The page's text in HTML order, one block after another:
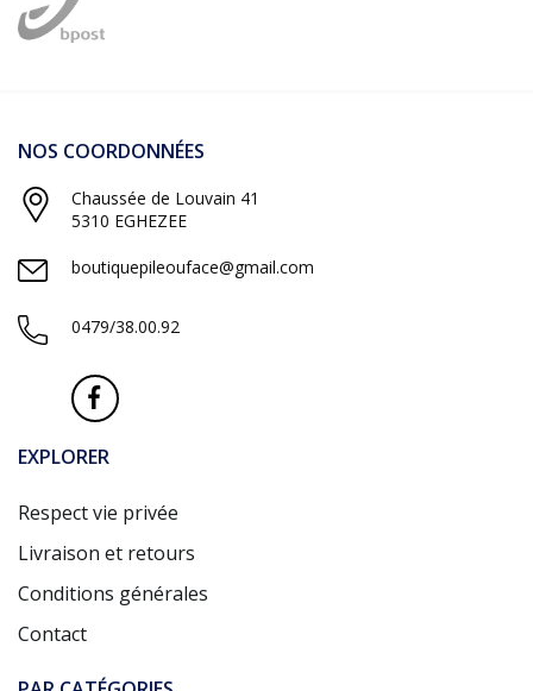
NOS COORDONNÉES
Chaussée de Louvain 41
5310 EGHEZEE
boutiquepileouface@gmail.com
0479/38.00.92
EXPLORER
Respect vie privée
Livraison et retours
Conditions générales
Contact